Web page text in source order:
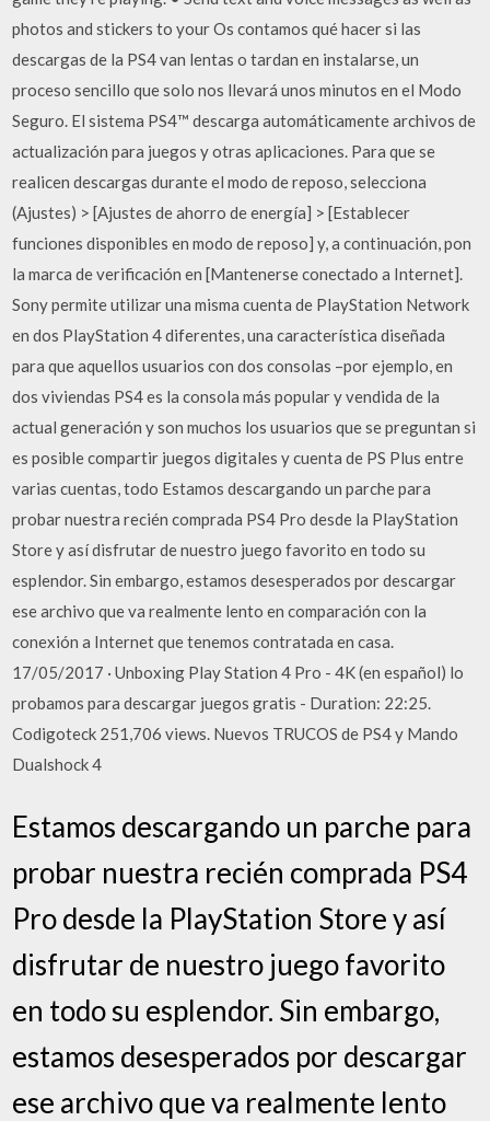
photos and stickers to your Os contamos qué hacer si las
descargas de la PS4 van lentas o tardan en instalarse, un
proceso sencillo que solo nos llevará unos minutos en el Modo
Seguro. El sistema PS4™ descarga automáticamente archivos de
actualización para juegos y otras aplicaciones. Para que se
realicen descargas durante el modo de reposo, selecciona
(Ajustes) > [Ajustes de ahorro de energía] > [Establecer
funciones disponibles en modo de reposo] y, a continuación, pon
la marca de verificación en [Mantenerse conectado a Internet].
Sony permite utilizar una misma cuenta de PlayStation Network
en dos PlayStation 4 diferentes, una característica diseñada
para que aquellos usuarios con dos consolas –por ejemplo, en
dos viviendas PS4 es la consola más popular y vendida de la
actual generación y son muchos los usuarios que se preguntan si
es posible compartir juegos digitales y cuenta de PS Plus entre
varias cuentas, todo Estamos descargando un parche para
probar nuestra recién comprada PS4 Pro desde la PlayStation
Store y así disfrutar de nuestro juego favorito en todo su
esplendor. Sin embargo, estamos desesperados por descargar
ese archivo que va realmente lento en comparación con la
conexión a Internet que tenemos contratada en casa.
17/05/2017 · Unboxing Play Station 4 Pro - 4K (en español) lo
probamos para descargar juegos gratis - Duration: 22:25.
Codigoteck 251,706 views. Nuevos TRUCOS de PS4 y Mando
Dualshock 4
Estamos descargando un parche para
probar nuestra recién comprada PS4
Pro desde la PlayStation Store y así
disfrutar de nuestro juego favorito
en todo su esplendor. Sin embargo,
estamos desesperados por descargar
ese archivo que va realmente lento